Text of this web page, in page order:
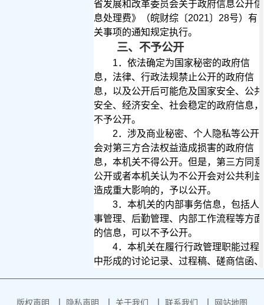
省发展和改革委员会关于政府信息公开信
息处理费》（皖财综〔2021〕 28号）有
关事项的通知规定执行。
三、不予公开
1．依法确定为国家秘密的政府信
息，法律、行政法规禁止公开的政府信
息，以及公开后可能危及国家安全、公共
安全、经济安全、社会稳定的政府信息，
不予公开。
2．涉及商业秘密、个人隐私等公开
会对第三方合法权益造成损害的政府信
息，本机关不得公开。但是，第三方同意
公开或者本机关认为不公开会对公共利益
造成重大影响的，予以公开。
3．本机关的内部事务信息，包括人
事管理、后勤管理、内部工作流程等方面
的信息，可以不予公开。
4．本机关在履行行政管理职能过程
中形成的讨论记录、过程稿、磋商信函、
版权声明 隐私声明 关于我们 联系我们 网站地图